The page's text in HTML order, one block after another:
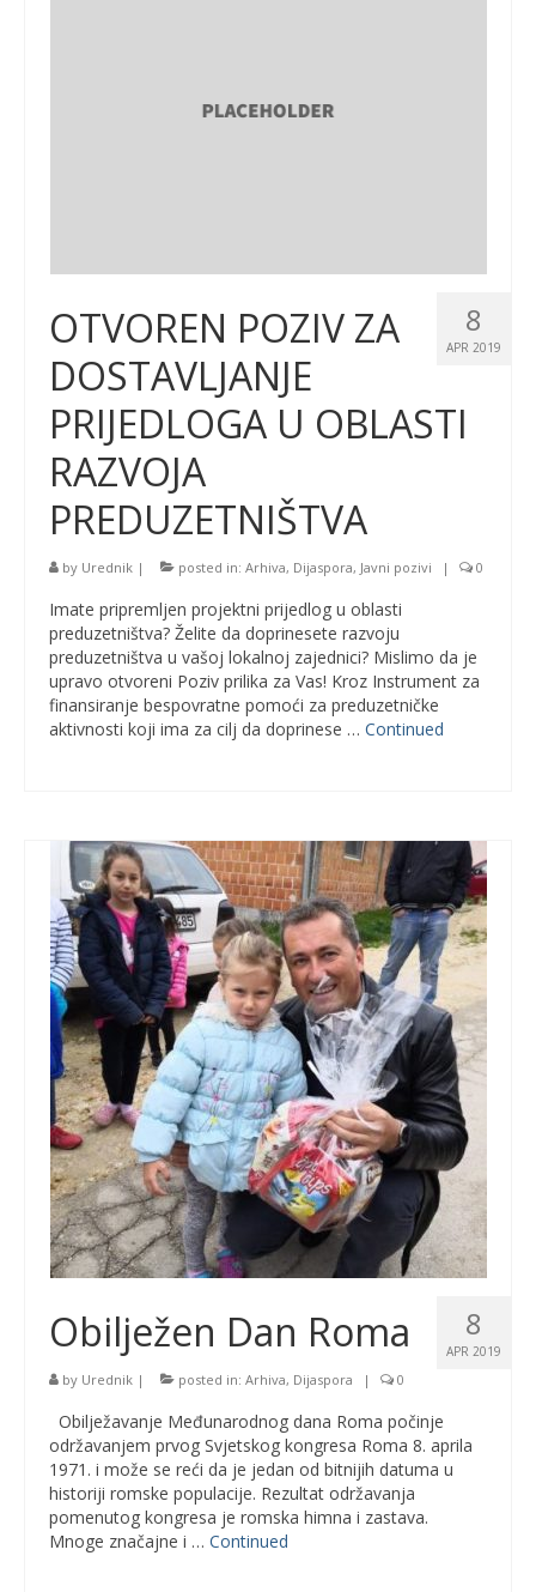
8
APR 2019
OTVOREN POZIV ZA
DOSTAVLJANJE
PRIJEDLOGA U OBLASTI
RAZVOJA
PREDUZETNIŠTVA
by Urednik | posted in: Arhiva, Dijaspora, Javni pozivi | 0
Imate pripremljen projektni prijedlog u oblasti
preduzetništva? Želite da doprinesete razvoju
preduzetništva u vašoj lokalnoj zajednici? Mislimo da je
upravo otvoreni Poziv prilika za Vas! Kroz Instrument za
finansiranje bespovratne pomoći za preduzetničke
aktivnosti koji ima za cilj da doprinese … Continued
8
APR 2019
Obilježen Dan Roma
by Urednik | posted in: Arhiva, Dijaspora | 0
Obilježavanje Međunarodnog dana Roma počinje
održavanjem prvog Svjetskog kongresa Roma 8. aprila
1971. i može se reći da je jedan od bitnijih datuma u
historiji romske populacije. Rezultat održavanja
pomenutog kongresa je romska himna i zastava.
Mnoge značajne i … Continued